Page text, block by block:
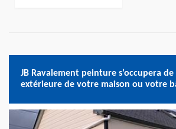
JB Ravalement peinture s’occupera
extérieure de votre maison ou votre